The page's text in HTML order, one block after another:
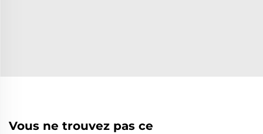
Vous ne trouvez pas ce